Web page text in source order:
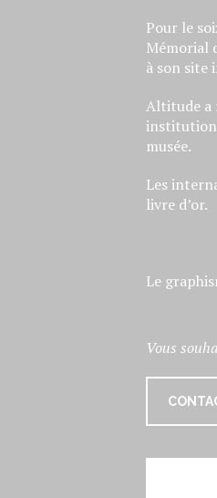
Pour le
Mémorial
à son site
Altitude a
musée.
Les
livre d’or.
Le
Vous